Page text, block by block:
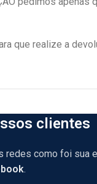
que realize a
clientes
como foi sua
.